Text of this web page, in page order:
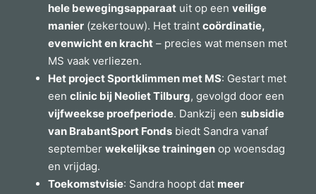
hele bewegingsapparaat uit op een veilige
manier (zekertouw). Het traint coördinatie,
evenwicht en kracht – precies wat mensen met
MS vaak verliezen.
Het project Sportklimmen met MS: Gestart met
een clinic bij Neoliet Tilburg, gevolgd door een
vijfweekse proefperiode. Dankzij een subsidie
van BrabantSport Fonds biedt Sandra vanaf
september wekelijkse trainingen op woensdag
en vrijdag.
Toekomstvisie: Sandra hoopt dat meer